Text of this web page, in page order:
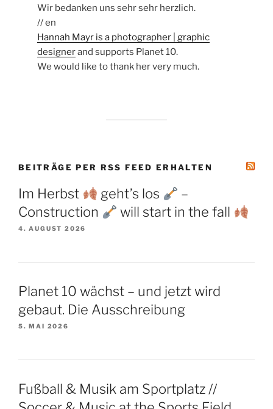
Wir bedanken uns sehr sehr herzlich.
// en
Hannah Mayr is a photographer | graphic
designerand supports Planet 10.
We would like to thank her very much.
BEITRÄGE PER RSS FEED ERHALTEN
Im Herbst geht’s los
–
Construction
will start in the fall
4. AUGUST 2026
Planet 10 wächst – und jetzt wird
gebaut. Die Ausschreibung
5. MAI 2026
Fußball & Musik am Sportplatz //